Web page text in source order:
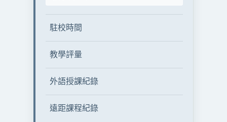
駐校時間
教學評量
外語授課紀錄
遠距課程紀錄